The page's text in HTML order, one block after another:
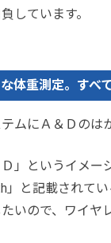
しています。
体重測定。すべ
ムにＡ＆Ｄの
」というイメー
」と記載されて
いので、ワイヤ